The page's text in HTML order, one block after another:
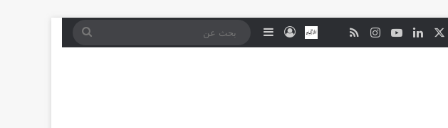
لينكدإن‫YouTube
انستقرامملخص الموقع RSS
نبض اتصل بــنـا
تسجيل الدخول
إضافة عمود جانبي
بحث